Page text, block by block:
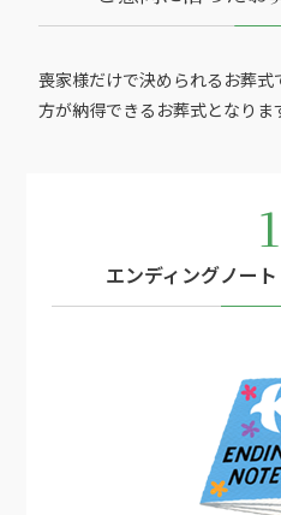
喪家様だけで決められるお葬
方が納得できるお葬式となりま
1
エンディングノー